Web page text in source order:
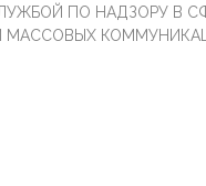
ПО НАДЗОРУ В
МАССОВЫХ